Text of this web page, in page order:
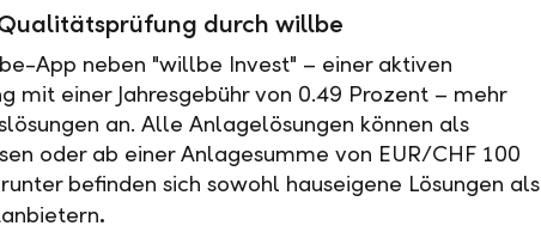
Qualitätsprüfung durch willbe
App neben "willbe Invest" – einer aktiven
mit einer Jahresgebühr von 0.49 Prozent – mehr
an. Alle Anlagelösungen können als
oder ab einer Anlagesumme von EUR/CHF 100
befinden sich sowohl hauseigene Lösungen als
.